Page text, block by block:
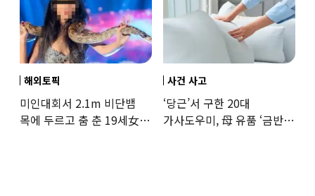
해외토픽
미인대회서 2.1m 비단뱀
목에 두르고 춤 춘 19세女
사건 사고
‘당근’서 구한 20대
가사도우미, 母 유품 ‘금반지